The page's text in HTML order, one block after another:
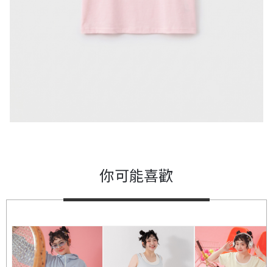
你可能喜歡